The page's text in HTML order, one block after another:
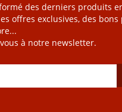
des derniers produits
offres exclusives, des bons
à notre newsletter.